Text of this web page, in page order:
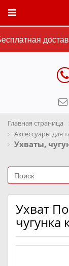
Главная страница
Аксессуары для
Ухваты,
Ухват
чугунка